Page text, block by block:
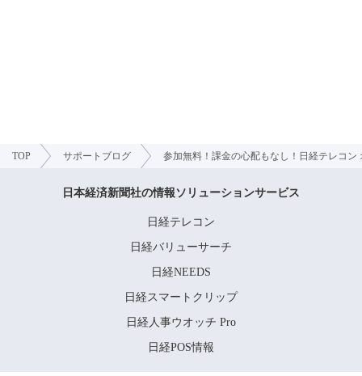
TOP サポートブログ 参加無料！課金の心配もなし！日経テレコン
日本経済新聞社の情報ソリューションサービス
日経テレコン
日経バリューサーチ
日経NEEDS
日経スマートクリップ
日経人事ウオッチ Pro
日経POS情報